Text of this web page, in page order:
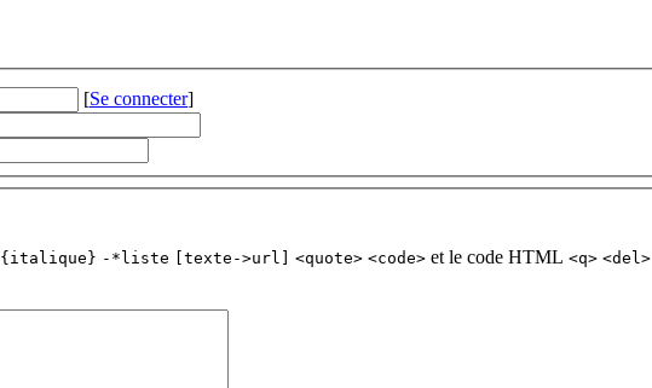
[Se connecter]
{italique} -*liste [texte->url] <quote> <code> et le code HTML <q> <del>